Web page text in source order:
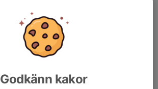
Godkänn kakor